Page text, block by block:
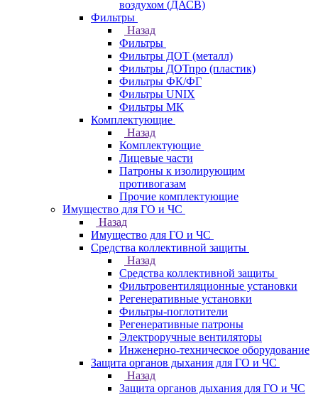
воздухом (ДАСВ)
Фильтры
Назад
Фильтры
Фильтры ДОТ (металл)
Фильтры ДОТпро (пластик)
Фильтры ФК/ФГ
Фильтры UNIX
Фильтры МК
Комплектующие
Назад
Комплектующие
Лицевые части
Патроны к изолирующим
противогазам
Прочие комплектующие
Имущество для ГО и ЧС
Назад
Имущество для ГО и ЧС
Средства коллективной защиты
Назад
Средства коллективной защиты
Фильтровентиляционные установки
Регенеративные установки
Фильтры-поглотители
Регенеративные патроны
Электроручные вентиляторы
Инженерно-техническое оборудование
Защита органов дыхания для ГО и ЧС
Назад
Защита органов дыхания для ГО и ЧС